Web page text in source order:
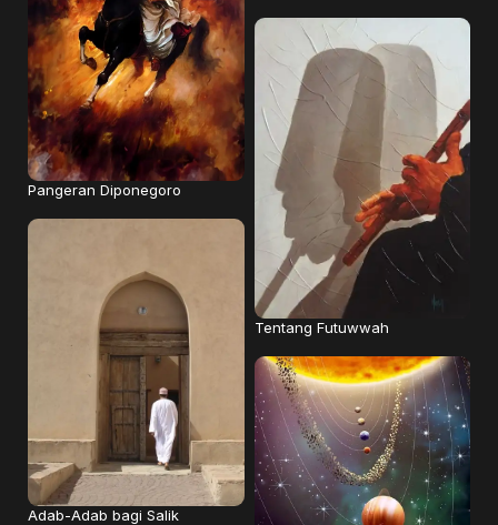
Pangeran Diponegoro
Tentang Futuwwah
Adab-Adab bagi Salik